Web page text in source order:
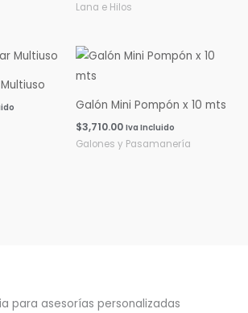
Lana e Hilos
Galón Mini Pompón x 10 mts
$3,710.00 Iva Incluido
Galones y Pasamanería
para asesorías personalizadas